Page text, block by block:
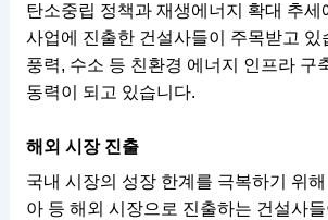
탄소중립 정책과 재생에너지 확대 추세
사업에 진출한 건설사들이 주목받고 있
풍력, 수소 등 친환경 에너지 인프라 구
동력이 되고 있습니다.
해외 시장 진출
국내 시장의 성장 한계를 극복하기 위해
아 등 해외 시장으로 진출하는 건설사